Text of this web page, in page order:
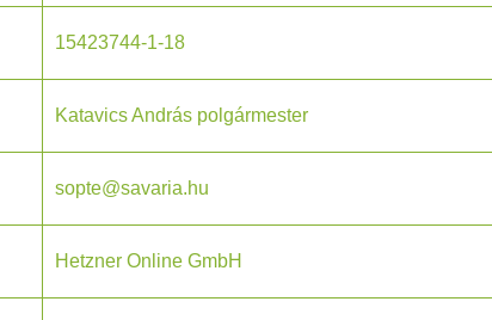
15423744-1-18
Katavics András polgármester
sopte@savaria.hu
Hetzner Online GmbH